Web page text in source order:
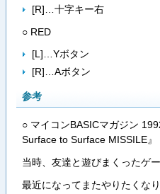
[R]…十字キー右
○ RED
[L]…Yボタン
[R]…Aボタン
参考
○ マイコンBASICマガジン
Surface to Surface MISSILE
当時、友達と遊びまくったゲー
最近になってまたやりたくな